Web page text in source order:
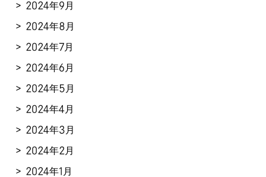
2024年9月
2024年8月
2024年7月
2024年6月
2024年5月
2024年4月
2024年3月
2024年2月
2024年1月